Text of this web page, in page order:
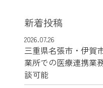
新着投稿
2026.07.26
三重県名張市・伊賀
業所での医療連携業
談可能